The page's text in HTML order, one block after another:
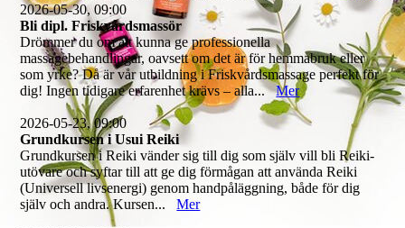
2026-05-30, 09:00
Bli dipl. Friskvårdsmassör
Drömmer du om att kunna ge professionella
massagebehandlingar, oavsett om det är för hemmabruk eller
som yrke? Då är vår utbildning i Friskvårdsmassage perfekt för
dig! Ingen tidigare erfarenhet krävs – alla...Mer
2026-05-23, 09:00
Grundkursen i Usui Reiki
Grundkursen i Reiki vänder sig till dig som själv vill bli Reiki-
utövare och syftar till att ge dig förmågan att använda Reiki
(Universell livsenergi) genom handpåläggning, både för dig
själv och andra. Kursen...Mer